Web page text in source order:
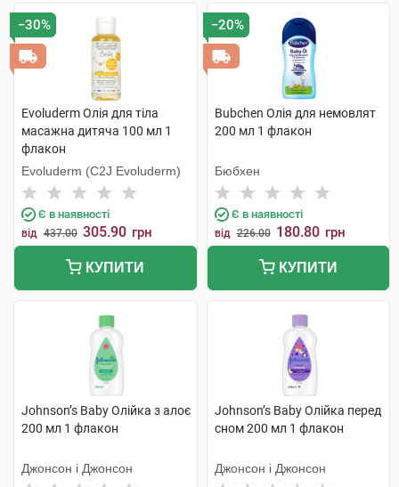
−30%
Evoluderm Олія для тіла
масажна дитяча 100 мл 1
флакон
Evoluderm (C2J Evoluderm)
Є в наявності
від 437.00 305.90 грн
КУПИТИ
−20%
Bubchen Олія для немовлят
200 мл 1 флакон
Бюбхен
Є в наявності
від 226.00 180.80 грн
КУПИТИ
Johnson’s Baby Олійка з алоє
200 мл 1 флакон
Джонсон і Джонсон
Johnson’s Baby Олійка перед
сном 200 мл 1 флакон
Джонсон і Джонсон